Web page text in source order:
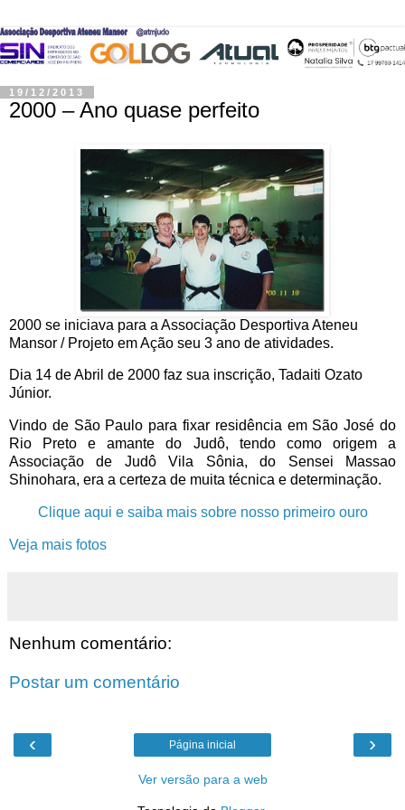
19/12/2013
2000 – Ano quase perfeito
2000 se iniciava para a Associação Desportiva Ateneu
Mansor / Projeto em Ação seu 3 ano de atividades.
Dia 14 de Abril de 2000 faz sua inscrição, Tadaiti Ozato
Júnior.
Vindo de São Paulo para fixar residência em São José do
Rio Preto e amante do Judô, tendo como origem a
Associação de Judô Vila Sônia, do Sensei Massao
Shinohara, era a certeza de muita técnica e determinação.
Clique aqui e saiba mais sobre nosso primeiro ouro
Veja mais fotos
Nenhum comentário:
Postar um comentário
‹ ›
Página inicial
Ver versão para a web